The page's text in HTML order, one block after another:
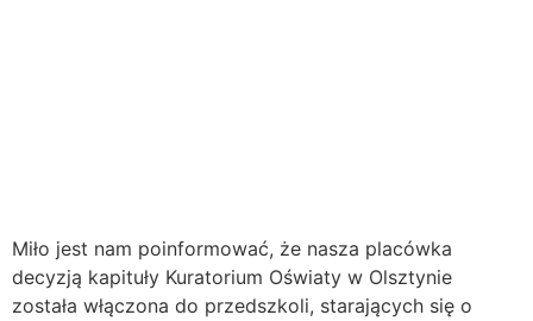
Miło jest nam poinformować, że nasza placówka
decyzją kapituły Kuratorium Oświaty w Olsztynie
została włączona do przedszkoli, starających się o